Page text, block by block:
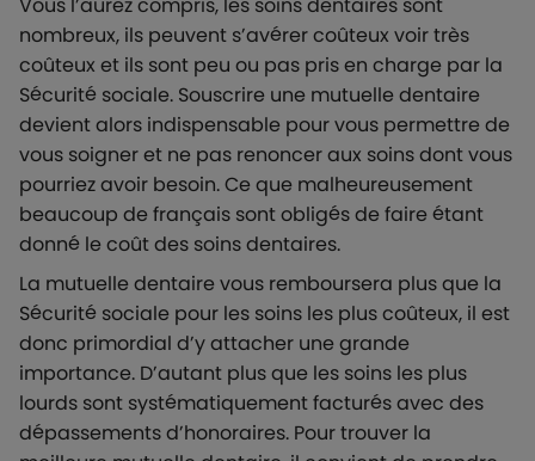
nombreux, ils peuvent s’avérer coûteux voir très
coûteux et ils sont peu ou pas pris en charge par la
Sécurité sociale. Souscrire une mutuelle dentaire
devient alors indispensable pour vous permettre de
vous soigner et ne pas renoncer aux soins dont vous
pourriez avoir besoin. Ce que malheureusement
beaucoup de français sont obligés de faire étant
donné le coût des soins dentaires.
La mutuelle dentaire vous remboursera plus que la
Sécurité sociale pour les soins les plus coûteux, il est
donc primordial d’y attacher une grande
importance. D’autant plus que les soins les plus
lourds sont systématiquement facturés avec des
dépassements d’honoraires. Pour trouver la